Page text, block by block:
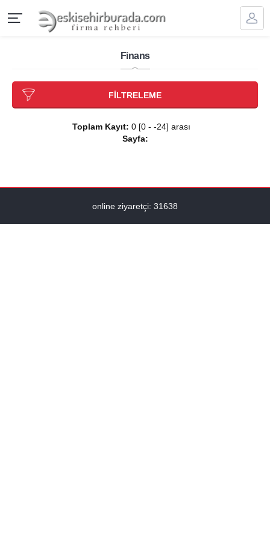
Finans
FİLTRELEME
Toplam Kayıt: 0 [0 - -24] arası
Sayfa:
online ziyaretçi: 31638